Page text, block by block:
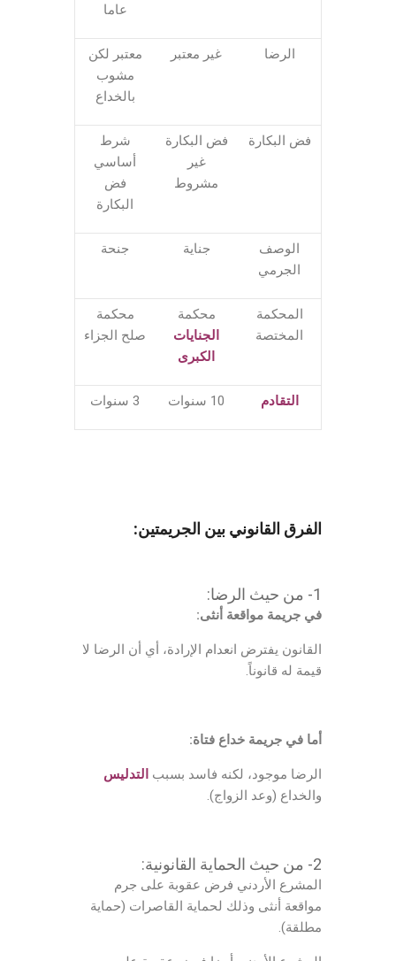
عاما
الرضا غير معتبر
معتبر لكن
مشوب
بالخداع
فض البكارة
فض البكارة
غير
مشروط
شرط
أساسي
فض
البكارة
الوصف
الجرمي
جناية جنحة
المحكمة
المختصة
محكمة
الجنايات
الكبرى
محكمة
صلح الجزاء
التقادم 10 سنوات 3 سنوات
الفرق القانوني بين الجريمتين:
1- من حيث الرضا:
في جريمة مواقعة أنثى:
القانون يفترض انعدام الإرادة، أي أن الرضا لا
قيمة له قانوناً.
أما في جريمة خداع فتاة:
الرضا موجود، لكنه فاسد بسبب التدليس
والخداع (وعد الزواج).
2- من حيث الحماية القانونية:
المشرع الأردني فرض عقوبة على جرم
مواقعة أنثى وذلك لحماية القاصرات (حماية
مطلقة).